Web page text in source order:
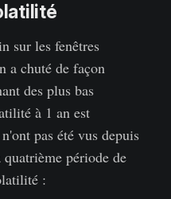
sur les fenêtres
a chuté de façon
des plus bas
à 1 an est
pas été vus depuis
période de
: